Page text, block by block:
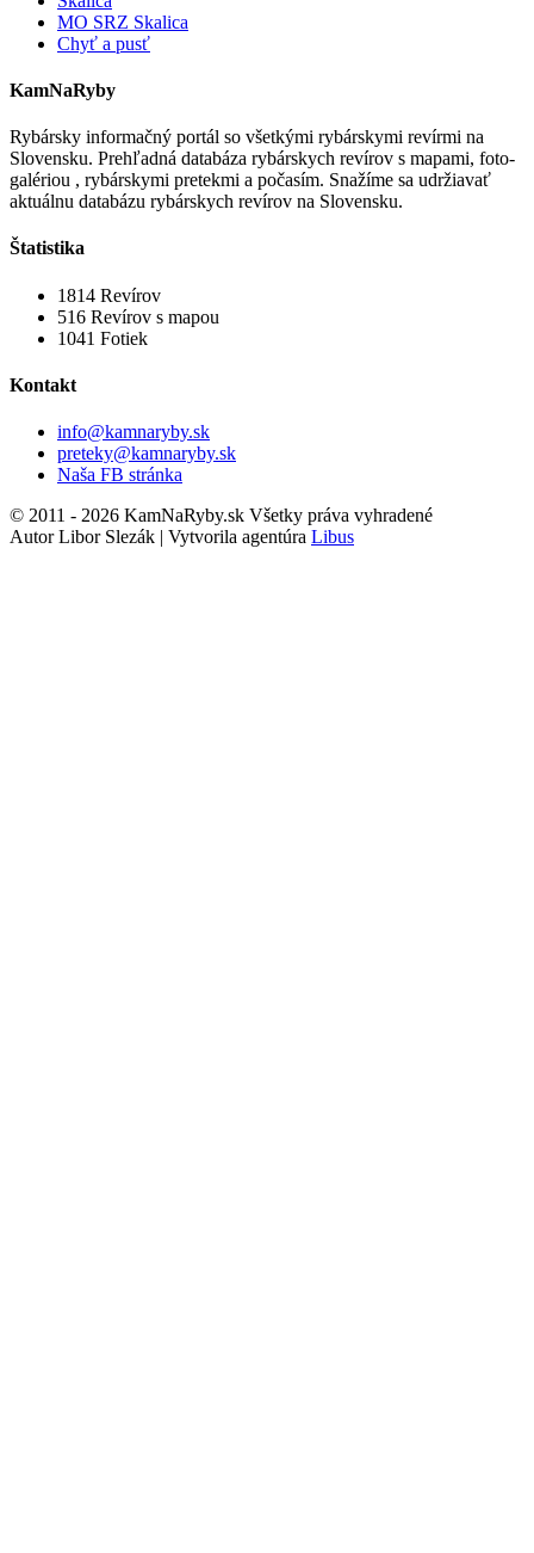
MO SRZ Skalica
Chyť a pusť
KamNaRyby
Rybársky informačný portál so všetkými rybárskymi revírmi na
Slovensku. Prehľadná databáza rybárskych revírov s mapami, foto-
galériou , rybárskymi pretekmi a počasím. Snažíme sa udržiavať
aktuálnu databázu rybárskych revírov na Slovensku.
Štatistika
1814 Revírov
516 Revírov s mapou
1041 Fotiek
Kontakt
info@kamnaryby.sk
preteky@kamnaryby.sk
Naša FB stránka
© 2011 - 2026 KamNaRyby.sk Všetky práva vyhradené
Autor Libor Slezák | Vytvorila agentúra Libus